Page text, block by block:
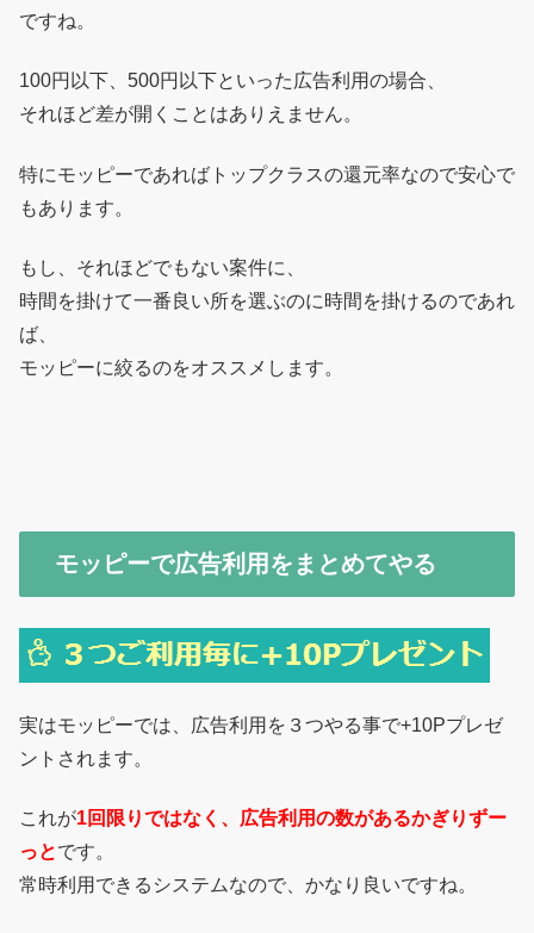
ですね。
100円以下、500円以下といった広告利用の場合、
それほど差が開くことはありえません。
特にモッピーであればトップクラスの還元率なので安心で
もあります。
もし、それほどでもない案件に、
時間を掛けて一番良い所を選ぶのに時間を掛けるのであれ
ば、
モッピーに絞るのをオススメします。
モッピーで広告利用をまとめてやる
実はモッピーでは、広告利用を３つやる事で+10Pプレゼ
ントされます。
これが1回限りではなく、広告利用の数があるかぎりずー
っとです。
常時利用できるシステムなので、かなり良いですね。